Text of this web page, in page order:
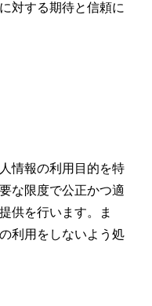
対する期待と信頼に
情報の利用目的を特
な限度で公正かつ適
供を行います。ま
利用をしないよう処